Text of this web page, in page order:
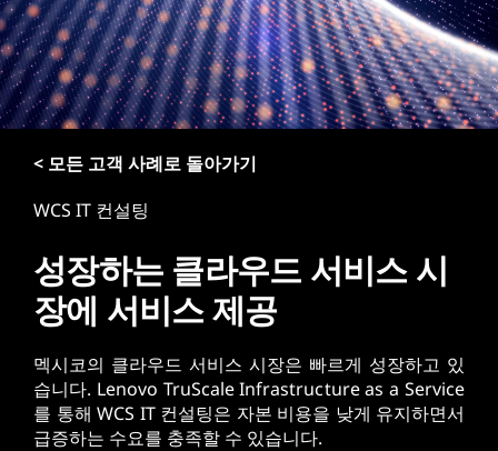
< 모든 고객 사례로 돌아가기
WCS IT 컨설팅
성장하는 클라우드 서비스 시
장에 서비스 제공
멕시코의 클라우드 서비스 시장은 빠르게 성장하고 있
습니다. Lenovo TruScale Infrastructure as a Service
를 통해 WCS IT 컨설팅은 자본 비용을 낮게 유지하면서
급증하는 수요를 충족할 수 있습니다.